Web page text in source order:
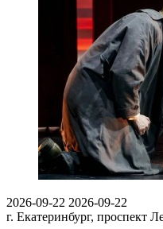
2026-09-22 2026-09-22
г. Екатеринбург, проспект